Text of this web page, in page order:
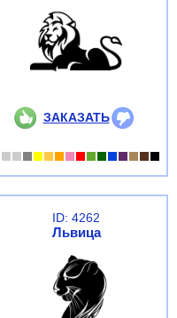
ЗАКАЗАТЬ
ID: 4262
Львица